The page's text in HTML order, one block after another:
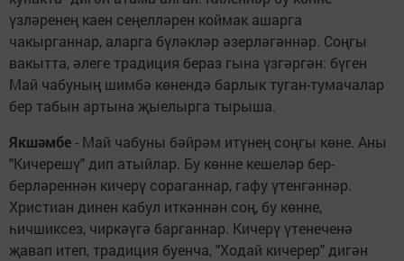
үзләренең каен сеңелләрен коймак ашарга
чакырганнар, аларга бүләкләр әзерләгәннәр. Соңгы
вакытта, әлеге традиция бераз гына үзгәргән: бүген
Май чабуның шимбә көнендә барлык туган-тумачалар
бер табын артына җыелырга тырыша.
Якшәмбе- Май чабуны бәйрәм итүнең соңгы көне. Аны
"Кичерешү" дип атыйлар. Бу көнне кешеләр бер-
берләреннән кичерү сораганнар, гафу үтенгәннәр.
Христиан динен кабул иткәннән соң, бу көнне,
һичшиксез, чиркәүгә барганнар. Кичерү үтенеченә
җавап итеп, традиция буенча, "Ходай кичерер" дигән